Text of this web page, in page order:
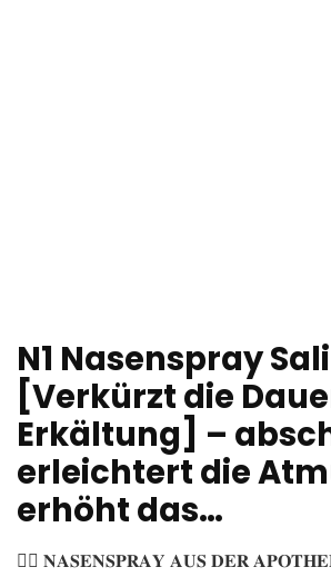
N1 Nasenspray
[Verkürzt die
Erkältung] –
erleichtert die
erhöht das…
👩‍⚕️ 𝐍𝐀𝐒𝐄𝐍𝐒𝐏𝐑𝐀𝐘 𝐀𝐔𝐒 𝐃𝐄𝐑